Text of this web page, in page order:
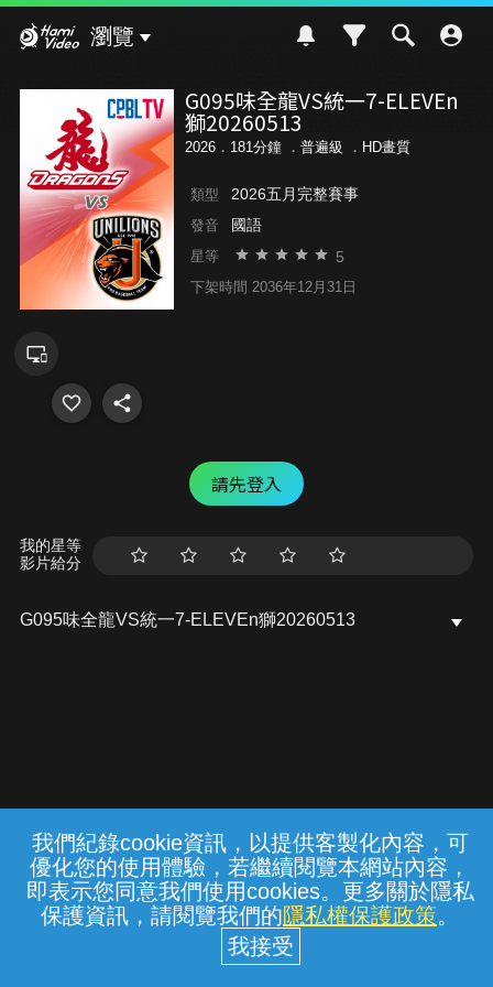
我們紀錄cookie資訊，以提供客製化內容，可
優化您的使用體驗，若繼續閱覽本網站內容，
即表示您同意我們使用cookies。更多關於隱私
保護資訊，請閱覽我們的隱私權保護政策。
瀏覽
G095味全龍VS統一7-ELEVEn
獅20260513
2026．181分鐘 ． 普遍級 ．HD畫質
類型 2026五月完整賽事
發音 國語
星等 5
下架時間 2036年12月31日
請先登入
我的星等
影片給分
G095味全龍VS統一7-ELEVEn獅20260513
常見問題 線上客服 服務條款 隱私權保護
中華電信股份有限公司個人家庭分公司
(統一編號：96979949) © 2026
{{notifyMsg}}